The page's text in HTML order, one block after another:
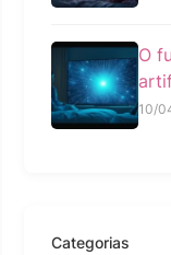
O
10/
Categorias